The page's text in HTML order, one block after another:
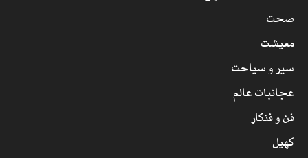
صحت
معیشت
سیر و سیاحت
عجائبات عالم
فن و فنکار
کھیل